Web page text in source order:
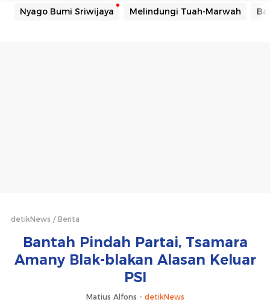
Nyago Bumi Sriwijaya Melindungi Tuah-Marwah
detikNews Berita
Bantah Pindah Partai, Tsamara
Amany Blak-blakan Alasan Keluar
PSI
Matius Alfons - detikNews